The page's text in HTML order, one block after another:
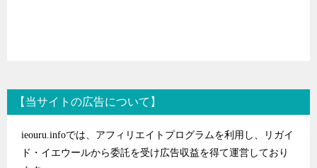
【当サイトの広告について】
ド・イエウールから委託を受け広告収益を得て運営しており
ます』